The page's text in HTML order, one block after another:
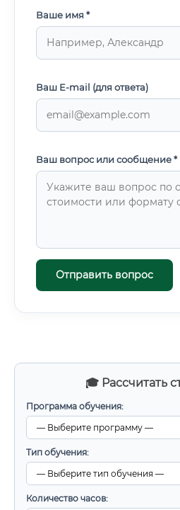
🎓 Рассчитать
Программа обучения:
Тип обучения:
Количество часов:
Ваше имя *
Ваш E-mail (для ответа)
Ваш вопрос или сообщение *
Отправить вопрос